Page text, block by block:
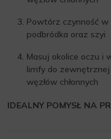
Powtórz czynność w
podbródka oraz szyi
Masuj okolice oczu i
limfy do
węzłów chłonnych
IDEALNY POMYSŁ NA